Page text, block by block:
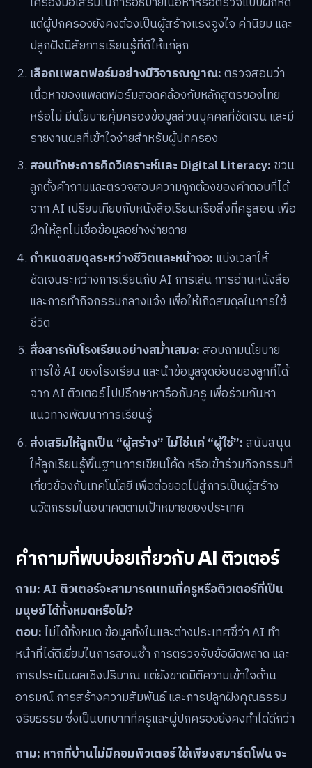
แต่ผู้ปกครองยังคงต้องเป็นผู้สร้างแรงจูงใจ ค่านิยม และ
ปลูกฝังนิสัยการเรียนรู้ที่ดีให้แก่ลูก
เลือกแพลตฟอร์มอย่างมีวิจารณญาณ:ตรวจสอบว่า
เนื้อหาของแพลตฟอร์มสอดคล้องกับหลักสูตรของไทย
หรือไม่ มีนโยบายคุ้มครองข้อมูลส่วนบุคคลที่ชัดเจน และมี
รายงานผลที่เข้าใจง่ายสำหรับผู้ปกครอง
สอนทักษะการคิดวิเคราะห์และ Digital Literacy: ชวน
ลูกตั้งคำถามและตรวจสอบความถูกต้องของคำตอบที่ได้
จาก AI เปรียบเทียบกับหนังสือเรียนหรือสิ่งที่ครูสอน เพื่อ
ฝึกให้ลูกไม่เชื่อข้อมูลอย่างง่ายดาย
กำหนดสมดุลระหว่างชีวิตและหน้าจอ: แบ่งเวลาให้
ชัดเจนระหว่างการเรียนกับ AI การเล่น การอ่านหนังสือ
และการทำกิจกรรมกลางแจ้ง เพื่อให้เกิดสมดุลในการใช้
ชีวิต
สื่อสารกับโรงเรียนอย่างสม่ำเสมอ:สอบถามนโยบาย
การใช้ AI ของโรงเรียน และนำข้อมูลจุดอ่อนของลูกที่ได้
จาก AI ติวเตอร์ไปปรึกษาหารือกับครู เพื่อร่วมกันหา
แนวทางพัฒนาการเรียนรู้
ส่งเสริมให้ลูกเป็น “ผู้สร้าง” ไม่ใช่แค่ “ผู้ใช้”:สนับสนุน
ให้ลูกเรียนรู้พื้นฐานการเขียนโค้ด หรือเข้าร่วมกิจกรรมที่
เกี่ยวข้องกับเทคโนโลยี เพื่อต่อยอดไปสู่การเป็นผู้สร้าง
นวัตกรรมในอนาคตตามเป้าหมายของประเทศ
คำถามที่พบบ่อยเกี่ยวกับ AI ติวเตอร์
ถาม: AI ติวเตอร์จะสามารถแทนที่ครูหรือติวเตอร์ที่เป็น
มนุษย์ได้ทั้งหมดหรือไม่?
ตอบ:ไม่ได้ทั้งหมด ข้อมูลทั้งในและต่างประเทศชี้ว่า AI ทำ
หน้าที่ได้ดีเยี่ยมในการสอนซ้ำ การตรวจจับข้อผิดพลาด และ
การประเมินผลเชิงปริมาณ แต่ยังขาดมิติความเข้าใจด้าน
อารมณ์ การสร้างความสัมพันธ์ และการปลูกฝังคุณธรรม
จริยธรรม ซึ่งเป็นบทบาทที่ครูและผู้ปกครองยังคงทำได้ดีกว่า
ถาม: หากที่บ้านไม่มีคอมพิวเตอร์ ใช้เพียงสมาร์ตโฟน จะ